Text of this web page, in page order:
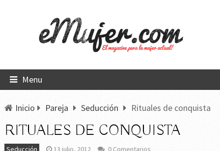
Menu
Inicio Pareja Seducción Rituales de conquista
RITUALES DE CONQUISTA
Seducción 13 julio, 2012
0 Comentarios